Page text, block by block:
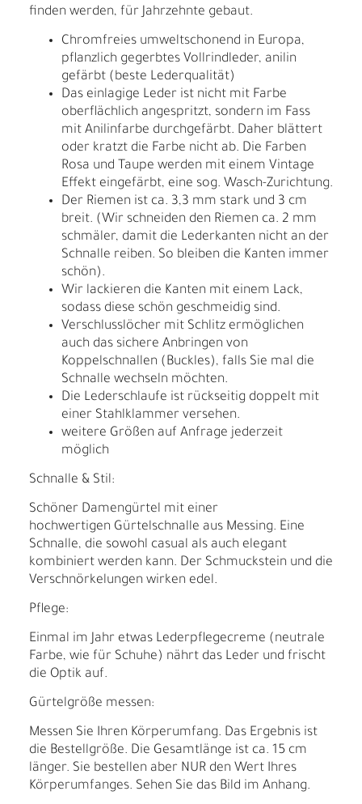
finden werden, für Jahrzehnte gebaut.
Chromfreies umweltschonend in Europa,
pflanzlich gegerbtes Vollrindleder, anilin
gefärbt (beste Lederqualität)
Das einlagige Leder ist nicht mit Farbe
oberflächlich angespritzt, sondern im Fass
mit Anilinfarbe durchgefärbt. Daher blättert
oder kratzt die Farbe nicht ab. Die Farben
Rosa und Taupe werden mit einem Vintage
Effekt eingefärbt, eine sog. Wasch-Zurichtung.
Der Riemen ist ca. 3,3 mm stark und 3 cm
breit. (Wir schneiden den Riemen ca. 2 mm
schmäler, damit die Lederkanten nicht an der
Schnalle reiben. So bleiben die Kanten immer
schön).
Wir lackieren die Kanten mit einem Lack,
sodass diese schön geschmeidig sind.
Verschlusslöcher mit Schlitz ermöglichen
auch das sichere Anbringen von
Koppelschnallen (Buckles), falls Sie mal die
Schnalle wechseln möchten.
Die Lederschlaufe ist rückseitig doppelt mit
einer Stahlklammer versehen.
weitere Größen auf Anfrage jederzeit
möglich
Schnalle & Stil:
Schöner Damengürtel mit einer
hochwertigen Gürtelschnalle aus Messing. Eine
Schnalle, die sowohl casual als auch elegant
kombiniert werden kann. Der Schmuckstein und die
Verschnörkelungen wirken edel.
Pflege:
Einmal im Jahr etwas Lederpflegecreme (neutrale
Farbe, wie für Schuhe) nährt das Leder und frischt
die Optik auf.
Gürtelgröße messen:
Messen Sie Ihren Körperumfang. Das Ergebnis ist
die Bestellgröße. Die Gesamtlänge ist ca. 15 cm
länger. Sie bestellen aber NUR den Wert Ihres
Körperumfanges. Sehen Sie das Bild im Anhang.